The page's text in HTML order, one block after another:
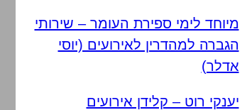
מיוחד לימי ספירת העומר – שירותי
הגברה למהדרין לאירועים (יוסי
אדלר)
יענקי רוט – קלידן אירועים